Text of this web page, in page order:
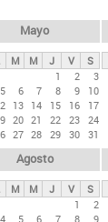
Mayo
M M J V
S
1
2
3
5 6 7 8 9
10
13 14 15 16
17
20 21 22 23 24
27 28 29 30 31
Agosto
M M J V
S
1
2
4 5 6 7 8 9